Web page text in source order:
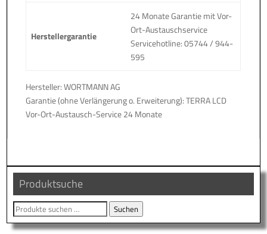
Herstellergarantie
24 Monate Garantie mit Vor-
Ort-Austauschservice
Servicehotline: 05744 / 944-
595
Hersteller: WORTMANN AG
Garantie (ohne Verlängerung o. Erweiterung): TERRA LCD
Vor-Ort-Austausch-Service 24 Monate
Produktsuche
Suche
nach:
Suchen